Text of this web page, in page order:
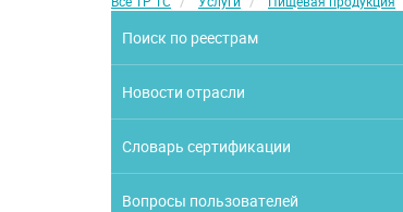
Поиск по реестрам
Новости отрасли
Словарь сертификации
Вопросы пользователей